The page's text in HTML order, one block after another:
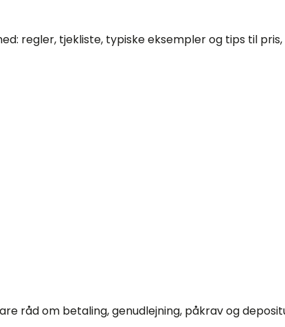
regler, tjekliste, typiske eksempler og tips til
råd om betaling, genudlejning, påkrav og